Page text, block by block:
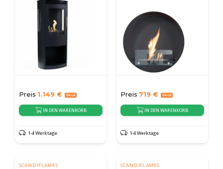
Preis 1.149 €
IN DEN WARENKORB
1-4 Werktage
Preis 719 €
IN DEN WARENKORB
1-4 Werktage
SCANDIFLAMES SCANDIFLAMES